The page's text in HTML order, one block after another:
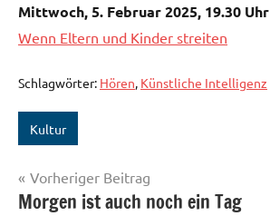
Mittwoch, 5. Februar 2025, 19.30 Uhr
Wenn Eltern und Kinder streiten
Schlagwörter: Hören, Künstliche Intelligenz
Kultur
Beitragsnavigation
Vorheriger Beitrag
Morgen ist auch noch ein Tag